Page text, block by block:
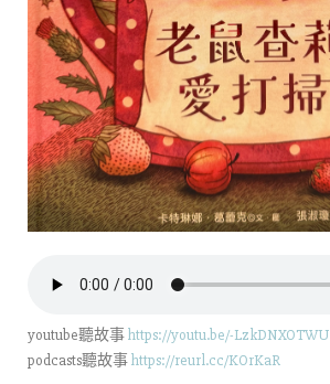
youtube聽故事https://youtu.be/-LzkDNXOTWU
podcasts聽故事https://reurl.cc/KOrKaR